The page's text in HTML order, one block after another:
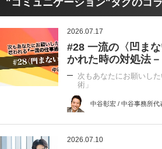
"コミュニケーション"タグのコ
2026.07.17
#28 一流の〈凹ま
かれた時の対処法－
次もあなたにお願いし
術」
中谷彰宏 / 中谷事務所代
2026.07.10